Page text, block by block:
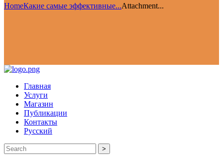
HomeКакие самые эффективные...Attachment...
Главная
Услуги
Магазин
Публикации
Контакты
Русский
>